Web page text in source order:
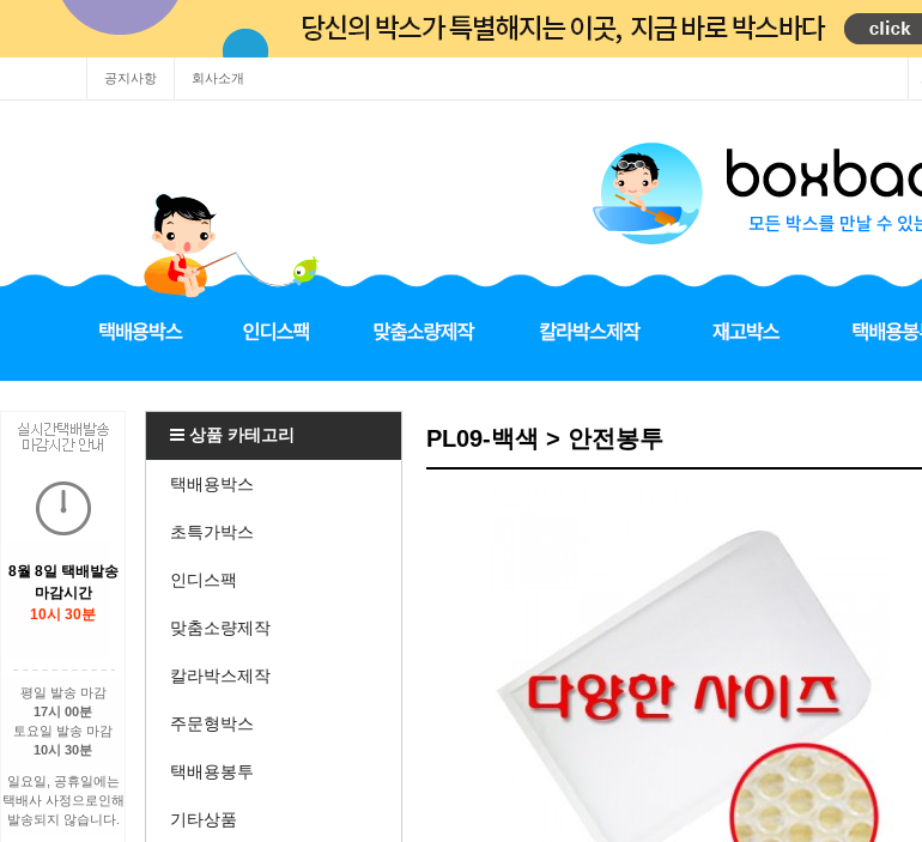
공지사항 회사소개
8월 8일 택배발송
마감시간
10시 30분
평일 발송 마감
17시 00분
토요일 발송 마감
10시 30분
일요일, 공휴일에는
택배사 사정으로인해
발송되지 않습니다.
상품 카테고리
택배용박스
초특가박스
인디스팩
맞춤소량제작
칼라박스제작
주문형박스
택배용봉투
기타상품
PL09-백색 > 안전봉투